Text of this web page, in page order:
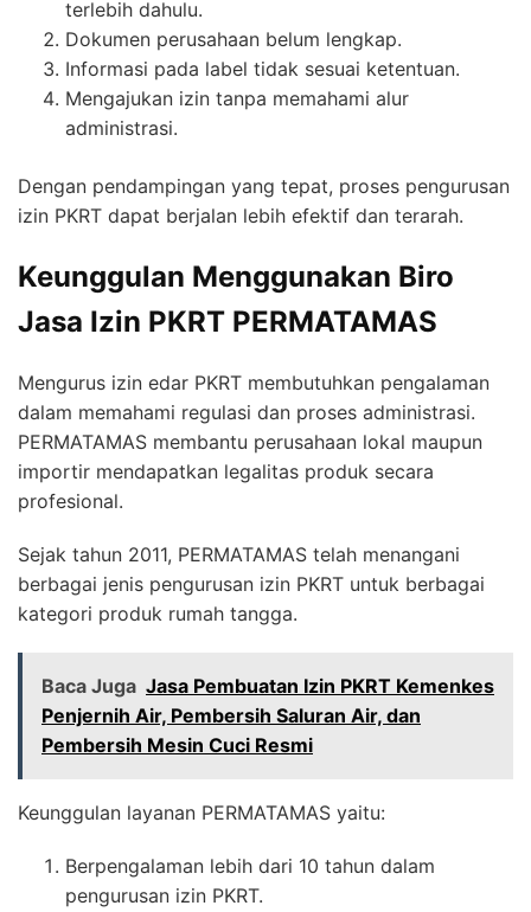
terlebih dahulu.
Dokumen perusahaan belum lengkap.
Informasi pada label tidak sesuai ketentuan.
Mengajukan izin tanpa memahami alur
administrasi.
Dengan pendampingan yang tepat, proses pengurusan
izin PKRT dapat berjalan lebih efektif dan terarah.
Keunggulan Menggunakan Biro
Jasa Izin PKRT PERMATAMAS
Mengurus izin edar PKRT membutuhkan pengalaman
dalam memahami regulasi dan proses administrasi.
PERMATAMAS membantu perusahaan lokal maupun
importir mendapatkan legalitas produk secara
profesional.
Sejak tahun 2011, PERMATAMAS telah menangani
berbagai jenis pengurusan izin PKRT untuk berbagai
kategori produk rumah tangga.
Baca Juga Jasa Pembuatan Izin PKRT Kemenkes
Penjernih Air, Pembersih Saluran Air, dan
Pembersih Mesin Cuci Resmi
Keunggulan layanan PERMATAMAS yaitu:
Berpengalaman lebih dari 10 tahun dalam
pengurusan izin PKRT.